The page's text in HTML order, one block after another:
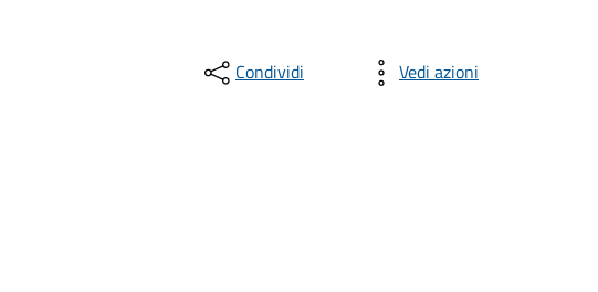
Condividi Vedi azioni